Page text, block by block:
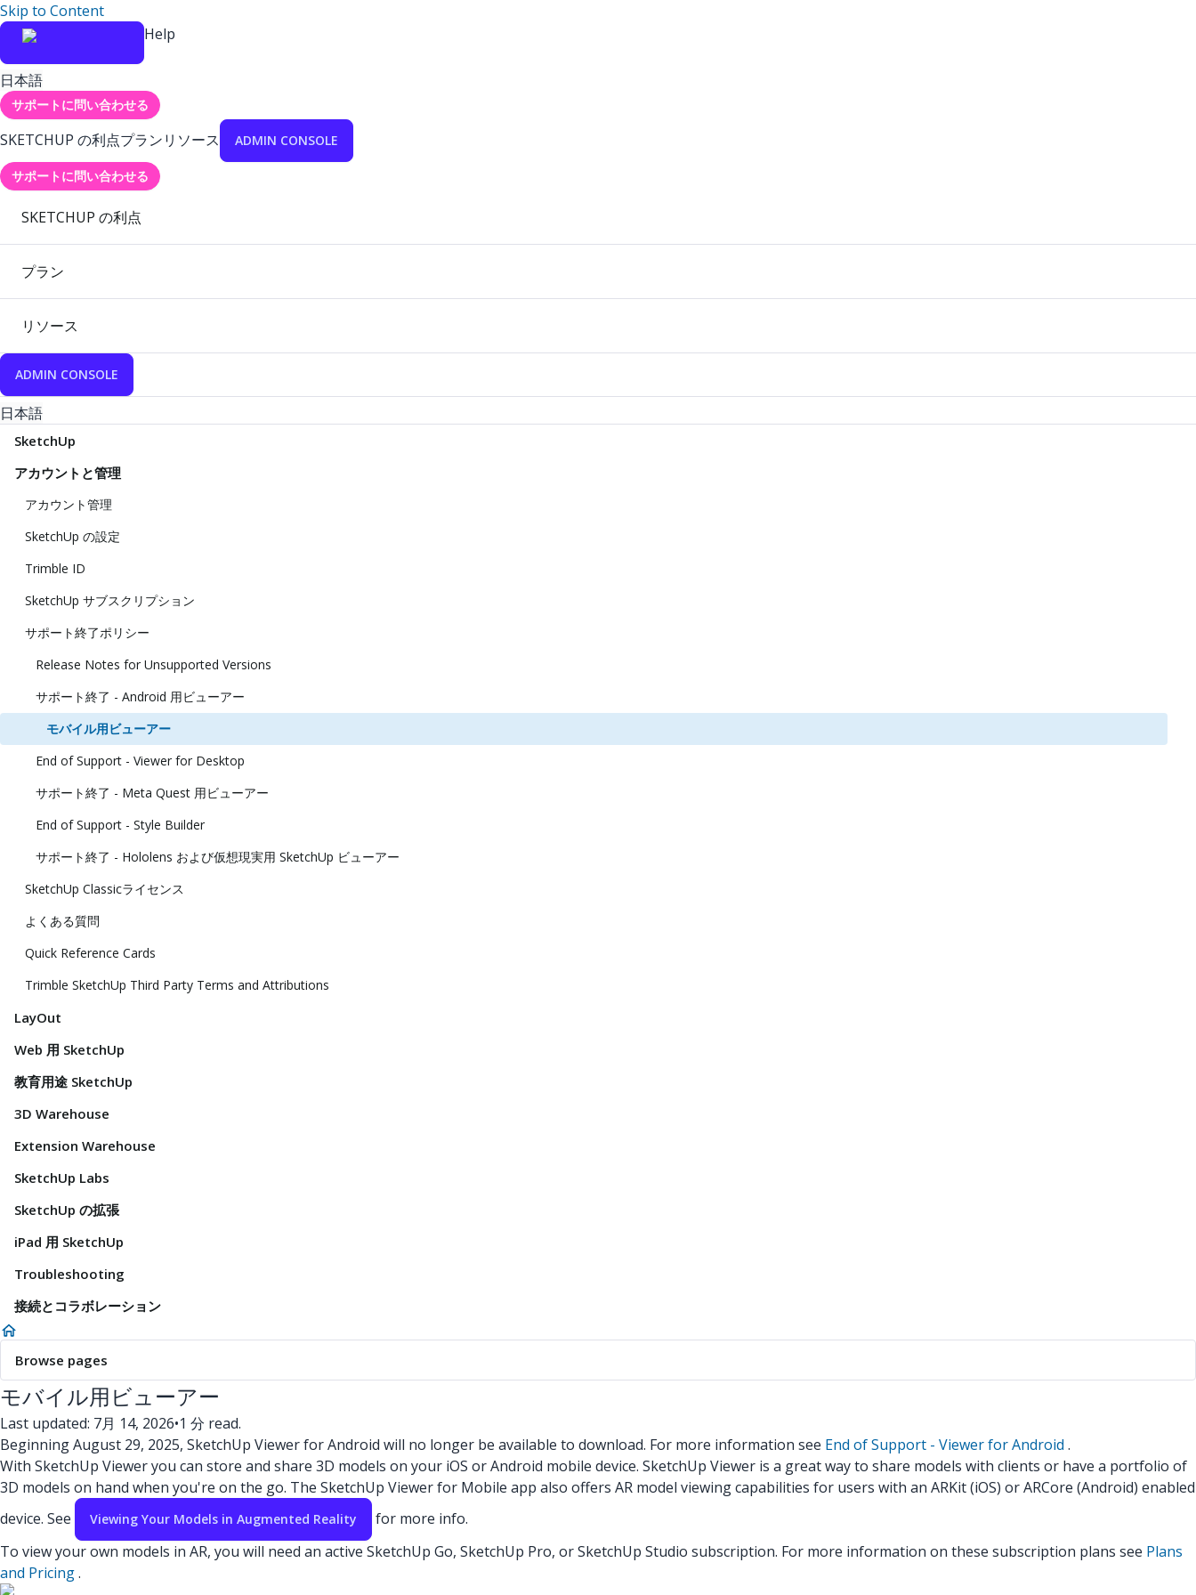
Skip to Content
Help
日本語
サポートに問い合わせる
SKETCHUP の利点プランリソース ADMIN CONSOLE
サポートに問い合わせる
SKETCHUP の利点
プラン
リソース
ADMIN CONSOLE
日本語
SketchUp
アカウントと管理
アカウント管理
SketchUp の設定
Trimble ID
SketchUp サブスクリプション
サポート終了ポリシー
Release Notes for Unsupported Versions
サポート終了 - Android 用ビューアー
モバイル用ビューアー
End of Support - Viewer for Desktop
サポート終了 - Meta Quest 用ビューアー
End of Support - Style Builder
サポート終了 - Hololens および仮想現実用 SketchUp ビューアー
SketchUp Classicライセンス
よくある質問
Quick Reference Cards
Trimble SketchUp Third Party Terms and Attributions
LayOut
Web 用 SketchUp
教育用途 SketchUp
3D Warehouse
Extension Warehouse
SketchUp Labs
SketchUp の拡張
iPad 用 SketchUp
Troubleshooting
接続とコラボレーション
Browse pages
モバイル用ビューアー
Last updated: 7月 14, 2026•1 分 read.
Beginning August 29, 2025, SketchUp Viewer for Android will no longer be available to download. For more information see End of Support - Viewer for Android .
With SketchUp Viewer you can store and share 3D models on your iOS or Android mobile device. SketchUp Viewer is a great way to share models with clients or have a portfolio of
3D models on hand when you're on the go. The SketchUp Viewer for Mobile app also offers AR model viewing capabilities for users with an ARKit (iOS) or ARCore (Android) enabled
device. See
Viewing Your Models in Augmented Reality
for more info.
To view your own models in AR, you will need an active SketchUp Go, SketchUp Pro, or SketchUp Studio subscription. For more information on these subscription plans see Plans
and Pricing.